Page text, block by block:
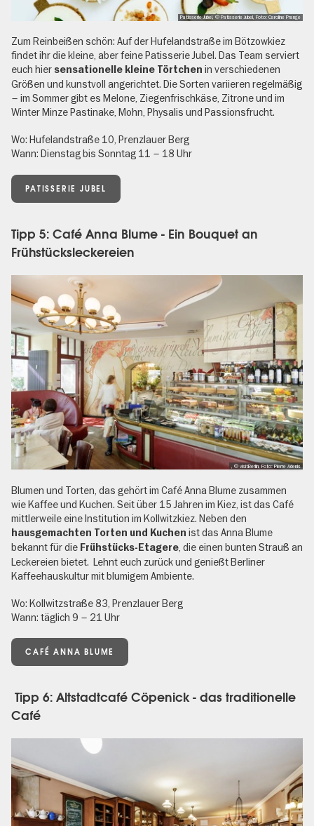
Patisserie Jubel, © Patisserie Jubel, Foto: Caroline Prange
Zum Reinbeißen schön: Auf der Hufelandstraße im Bötzowkiez
findet ihr die kleine, aber feine Patisserie Jubel. Das Team serviert
euch hier sensationelle kleine Törtchen in verschiedenen
Größen und kunstvoll angerichtet. Die Sorten variieren regelmäßig
– im Sommer gibt es Melone, Ziegenfrischkäse, Zitrone und im
Winter Minze Pastinake, Mohn, Physalis und Passionsfrucht.
Wo: Hufelandstraße 10, Prenzlauer Berg
Wann: Dienstag bis Sonntag 11 – 18 Uhr
PATISSERIE JUBEL
Tipp 5: Café Anna Blume - Ein Bouquet an
Frühstücksleckereien
, © visitBerlin, Foto: Pierre Adenis
Blumen und Torten, das gehört im Café Anna Blume zusammen
wie Kaffee und Kuchen. Seit über 15 Jahren im Kiez, ist das Café
mittlerweile eine Institution im Kollwitzkiez. Neben den
hausgemachten Torten und Kuchen ist das Anna Blume
bekannt für die Frühstücks-Etagere, die einen bunten Strauß an
Leckereien bietet. Lehnt euch zurück und genießt Berliner
Kaffeehauskultur mit blumigem Ambiente.
Wo: Kollwitzstraße 83, Prenzlauer Berg
Wann: täglich 9 – 21 Uhr
CAFÉ ANNA BLUME
Tipp 6: Altstadtcafé Cöpenick - das traditionelle
Café